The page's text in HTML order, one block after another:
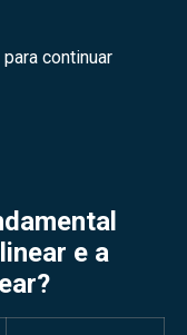
para continuar
e a